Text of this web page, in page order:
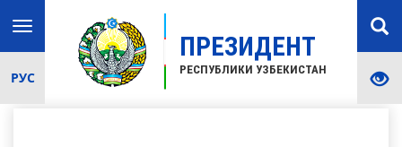
ПРЕЗИДЕНТ
РЕСПУБЛИКИ УЗБЕКИСТАН
Toggle
navigation
РУС